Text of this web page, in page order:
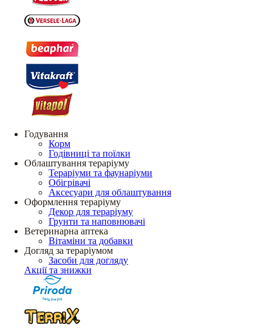
Годування
Корм
Годівниці та поїлки
Облаштування тераріуму
Тераріуми та фаунаріуми
Обігрівачі
Аксесуари для облаштування
Оформлення тераріуму
Декор для тераріуму
Грунти та наповнювачі
Ветеринарна аптека
Вітаміни та добавки
Догляд за тераріумом
Засоби для догляду
Акції та знижки